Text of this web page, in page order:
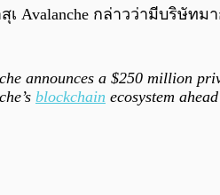
Avalanche กล่าวว่ามีบริษัทม
announces a $250 million
blockchain ecosystem